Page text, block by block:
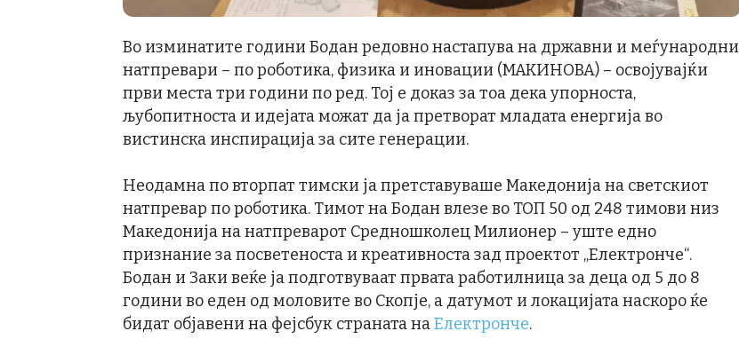
Во изминатите години Бодан редовно настапува на државни и меѓународни
натпревари – по роботика, физика и иновации (МАКИНОВА) – освојувајќи
први места три години по ред. Тој е доказ за тоа дека упорноста,
љубопитноста и идејата можат да ја претворат младата енергија во
вистинска инспирација за сите генерации.
Неодамна по вторпат тимски ја претставуваше Македонија на светскиот
натпревар по роботика. Тимот на Бодан влезе во ТОП 50 од 248 тимови низ
Македонија на натпреварот Средношколец Милионер – уште едно
признание за посветеноста и креативноста зад проектот „Електронче“.
Бодан и Заки веќе ја подготвуваат првата работилница за деца од 5 до 8
години во еден од моловите во Скопје, а датумот и локацијата наскоро ќе
бидат објавени на фејсбук страната наЕлектронче.